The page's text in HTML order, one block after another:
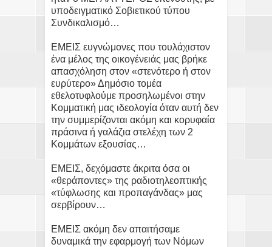
υποδειγματικό Σοβιετικού τύπου
Συνδικαλισμό…
ΕΜΕΙΣ ευγνώμονες που τουλάχιστον
ένα μέλος της οικογένειάς μας βρήκε
απασχόληση στον «στενότερο ή στον
ευρύτερο» Δημόσιο τομέα
εθελοτυφλούμε προσηλωμένοι στην
Κομματική μας ιδεολογία όταν αυτή δεν
την συμμερίζονται ακόμη και κορυφαία
πράσινα ή γαλάζια στελέχη των 2
Κομμάτων εξουσίας…
ΕΜΕΙΣ, δεχόμαστε άκριτα όσα οι
«θεράποντες» της ραδιοτηλεοπτικής
«τύφλωσης και προπαγάνδας» μας
σερβίρουν…
ΕΜΕΙΣ ακόμη δεν απαιτήσαμε
δυναμικά την εφαρμογή των Νόμων